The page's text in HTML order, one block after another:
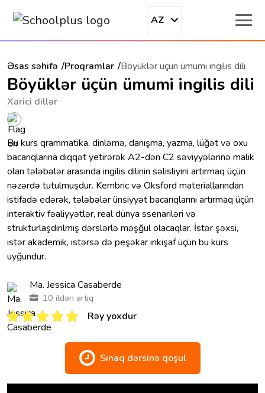
AZ
Əsas səhifə Proqramlar Böyüklər üçün ümumi ingilis dili
Böyüklər üçün ümumi ingilis dili
Xarici dillər
Bu kurs qrammatika, dinləmə, danışma, yazma, lüğət və oxu
bacarıqlarına diqqət yetirərək A2-dən C2 səviyyələrinə malik
olan tələbələr arasında ingilis dilinin səlisliyini artırmaq üçün
nəzərdə tutulmuşdur. Kembric və Oksford materiallarından
istifadə edərək, tələbələr ünsiyyət bacarıqlarını artırmaq üçün
interaktiv fəaliyyətlər, real dünya ssenariləri və
strukturlaşdırılmış dərslərlə məşğul olacaqlar. İstər şəxsi,
istər akademik, istərsə də peşəkar inkişaf üçün bu kurs
uyğundur.
Ma. Jessica Casaberde
10 ildən artıq
Rəy yoxdur
Sınaq dərsinə qoşul